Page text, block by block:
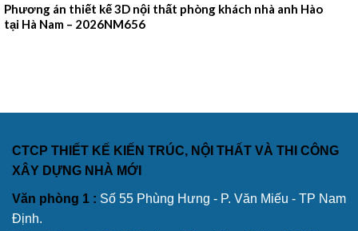
Phương án thiết kế 3D nội thất phòng khách nhà anh Hào
tại Hà Nam – 2026NM656
CTCP THIẾT KẾ KIẾN TRÚC, NỘI THẤT VÀ THI CÔNG
XÂY DỰNG NHÀ MỚI
Văn phòng 1 : Số 55 Phùng Hưng - P. Văn Miếu - TP Nam
Định.